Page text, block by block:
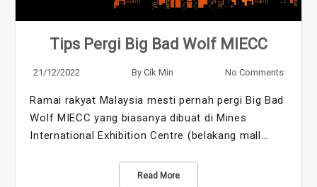
Tips Pergi Big Bad Wolf MIECC
21/12/2022 By Cik Min No Comments
Ramai rakyat Malaysia mesti pernah pergi Big Bad
Wolf MIECC yang biasanya dibuat di Mines
International Exhibition Centre (belakang mall…
Read More